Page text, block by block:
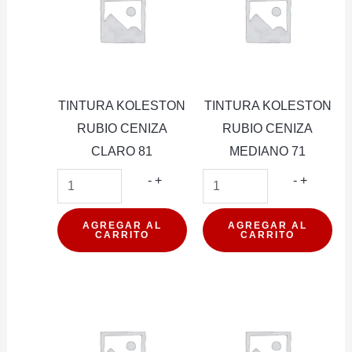
TINTURA KOLESTON
RUBIO CENIZA
CLARO 81
- TINTURA
KOLESTON
RUBIO
CENIZA
+
AGREGAR AL
CARRITO
TINTURA KOLESTON
RUBIO CENIZA
MEDIANO 71
-
RUBIO
CENIZA
+
AGREGAR AL
CARRITO